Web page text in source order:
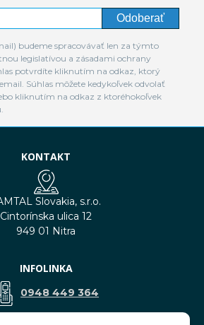
Odoberať
budeme spracovávať len za týmto
legislatívou a zásadami ochrany
potvrdíte kliknutím na odkaz, ktorý
Súhlas môžete kedykoľvek odvolať
kliknutím na odkaz z ktoréhokoľvek
KONTAKT
Slovakia, s.r.o.
Cintorínska ulica 12
949 01 Nitra
INFOLINKA
0948 449 364